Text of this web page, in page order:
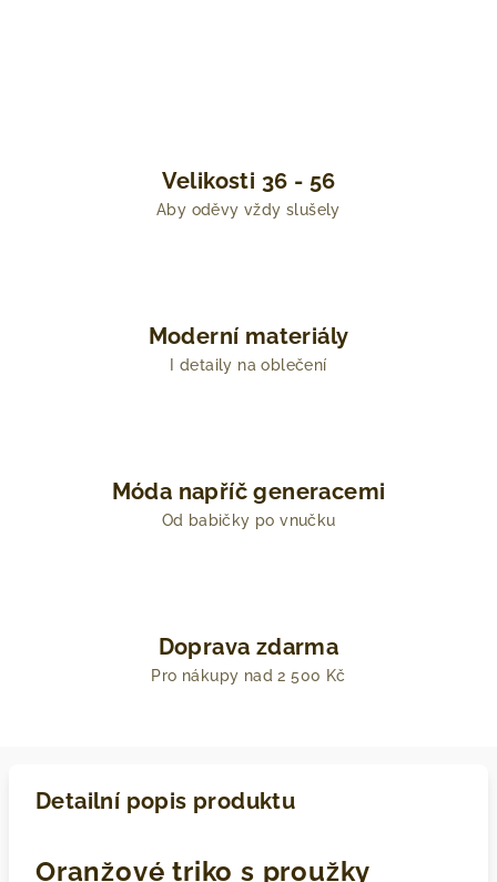
Velikosti 36 - 56
Aby oděvy vždy slušely
Moderní materiály
I detaily na oblečení
Móda napříč generacemi
Od babičky po vnučku
Doprava zdarma
Pro nákupy nad 2 500 Kč
Detailní popis produktu
Oranžové triko s proužky